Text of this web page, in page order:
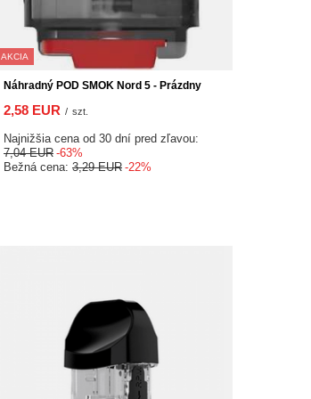
AKCIA
Náhradný POD SMOK Nord 5 - Prázdny
2,58 EUR / szt.
Najnižšia cena od 30 dní pred zľavou:
7,04 EUR -63%
Bežná cena: 3,29 EUR -22%